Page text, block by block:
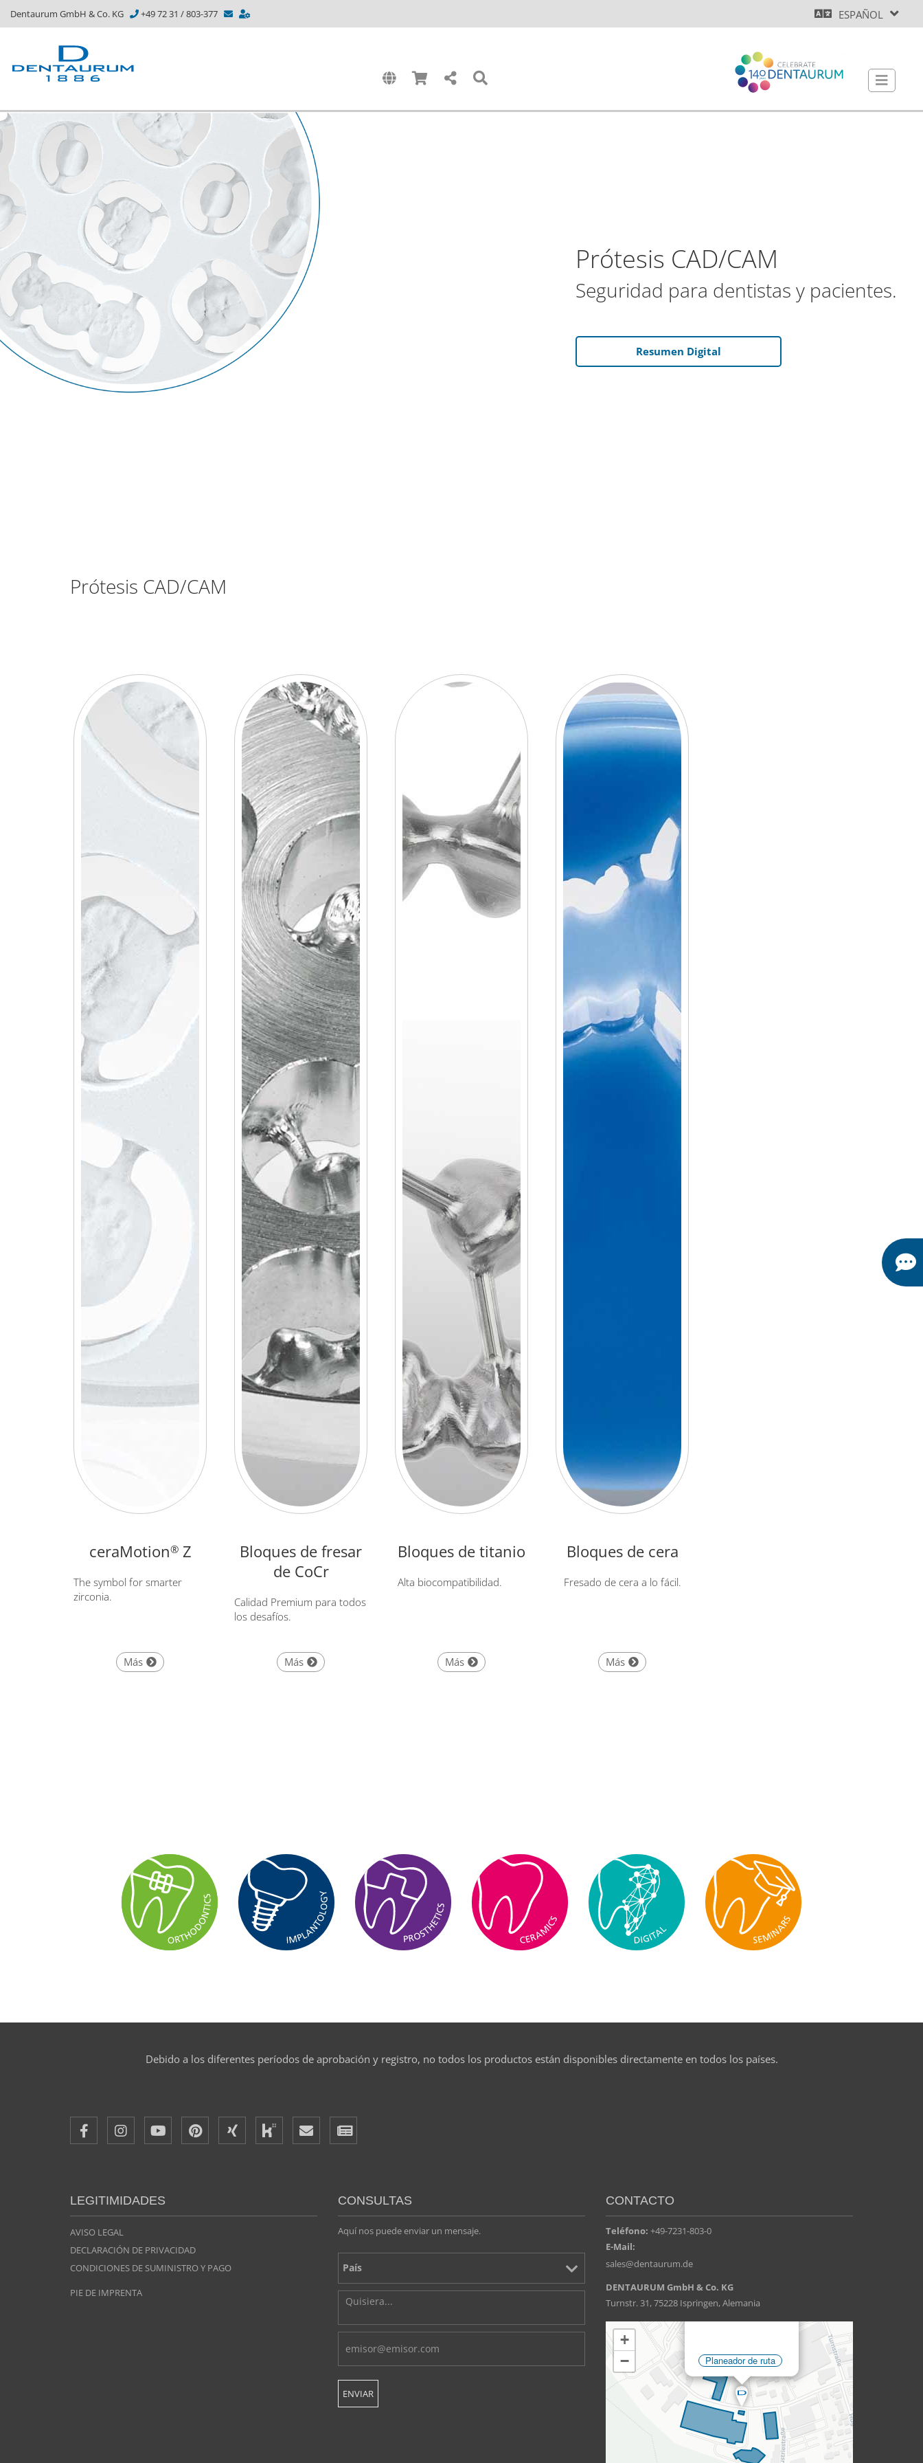
Dentaurum GmbH & Co. KG +49 72 31 / 803-377 ESPAÑOL
Prótesis CAD/CAM
Seguridad para dentistas y pacientes.
Resumen Digital
Prótesis CAD/CAM
ceraMotion®Z
The symbol for smarter
zirconia.
Más
Bloques de fresar
de CoCr
Calidad Premium para todos
los desafíos.
Más
Bloques de titanio
Alta biocompatibilidad.
Más
Bloques de cera
Fresado de cera a lo fácil.
Más
Debido a los diferentes períodos de aprobación y registro, no todos los productos están disponibles directamente en todos los países.
LEGITIMIDADES
AVISO LEGAL
DECLARACIÓN DE PRIVACIDAD
CONDICIONES DE SUMINISTRO Y PAGO
PIE DE IMPRENTA
CONSULTAS
Aquí nos puede enviar un mensaje.
CONTACTO
Teléfono: +49-7231-803-0
E-Mail:
sales@dentaurum.de
DENTAURUM GmbH & Co. KG
Turnstr. 31, 75228 Ispringen, Alemania